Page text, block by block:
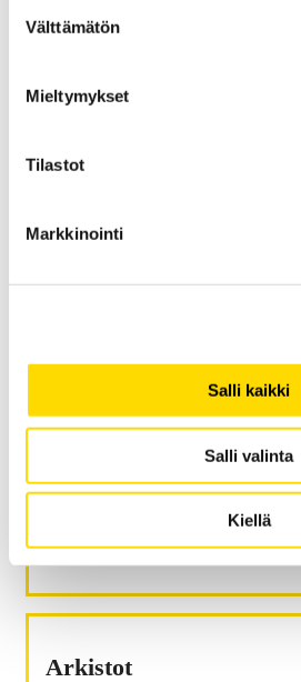
valinta
Välttämätön
Mieltymykset
Tilastot
Markkinointi
Salli kaikki
Salli valinta
Kiellä
Viimeisimmät artikkelit
Tärkeä puheenporina unohtuu
Valmistuminen ei vaadi
pitkäjänteisyyttä
Aikuisopiskelija, varo
Jenni Kantola:
Tärkeä puheenporina unohtuu
etäopetuksessa
Tärkeä puheenporina unohtuu
Arkistot